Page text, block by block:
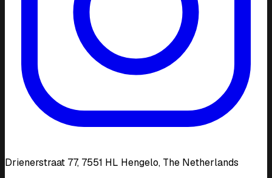
Drienerstraat 77, 7551 HL Hengelo, The Netherlands